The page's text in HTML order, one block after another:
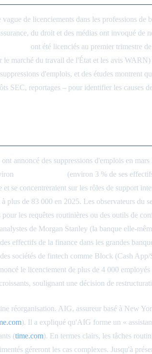
de licenciements dans les professions de
du droit et des médias ont invoqué
ont été licenciés au premier trimestre
le marché du travail de l'État et les avis
d'emplois, et des études
SEC, reportages – pour identifier les causes
ont annoncé des suppressions d'emplois en
(environ 3 % de ses
se concentreraient sur les rôles de support
plus de 83 000 en 2025. Les observateurs
pour les requêtes routinières ou des outils de
de Morgan Stanley (la banque elle-
effectifs de la finance dans les grandes
sociétés de fintech comme Block (Cash
le licenciement de plus de 4 000
soulignant une décision de
réorganisation. AIG, assureur basé à New
). Il a expliqué qu'AIG forme un «
(time.com). En termes clairs, les tâches
géreront les cas complexes. Jusqu'à